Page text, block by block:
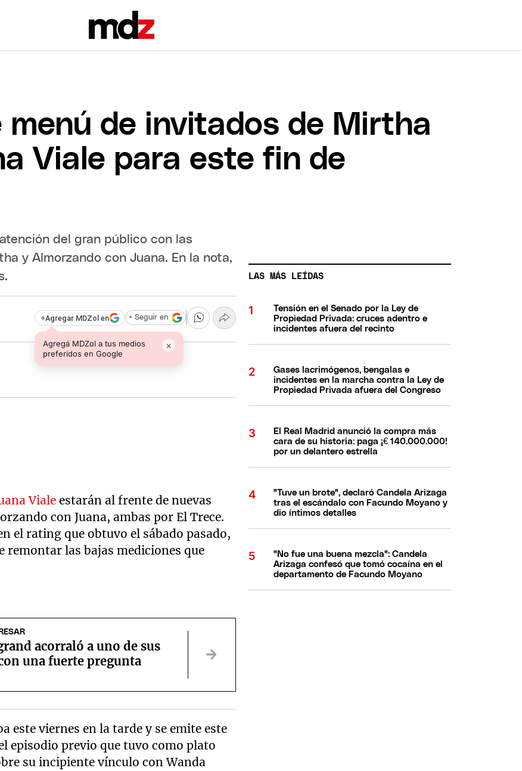
menú de invitados de Mirtha
Viale para este fin de
del gran público con las
y Almorzando con Juana. En la nota,
+Agregar MDZol en
Agregá MDZol a tus medios
preferidos en Google
×
+ Seguir en
Viale estarán al frente de nuevas
con Juana, ambas por El Trece.
el rating que obtuvo el sábado pasado,
las bajas mediciones que
acorraló a uno de sus
una fuerte pregunta
este viernes en la tarde y se emite este
episodio previo que tuvo como plato
su incipiente vínculo con Wanda
LAS MÁS LEÍDAS
Tensión en el Senado por la Ley de
Propiedad Privada: cruces adentro e
incidentes afuera del recinto
Gases lacrimógenos, bengalas e
incidentes en la marcha contra la Ley de
Propiedad Privada afuera del Congreso
El Real Madrid anunció la compra más
cara de su historia: paga ¡€ 140.000.000!
por un delantero estrella
"Tuve un brote", declaró Candela Arizaga
tras el escándalo con Facundo Moyano y
dio íntimos detalles
"No fue una buena mezcla": Candela
Arizaga confesó que tomó cocaína en el
departamento de Facundo Moyano